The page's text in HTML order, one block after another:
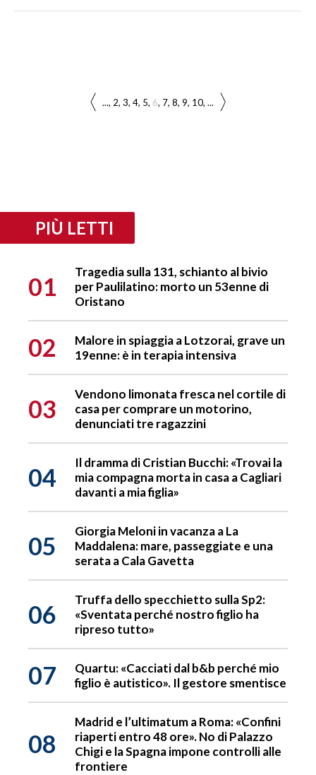
... 2 3 4 5 6 7 8 9 10 ...
PIÙ LETTI
01
Tragedia sulla 131, schianto al bivio
per Paulilatino: morto un 53enne di
Oristano
02
Malore in spiaggia a Lotzorai, grave un
19enne: è in terapia intensiva
03
Vendono limonata fresca nel cortile di
casa per comprare un motorino,
denunciati tre ragazzini
04
Il dramma di Cristian Bucchi: «Trovai la
mia compagna morta in casa a Cagliari
davanti a mia figlia»
05
Giorgia Meloni in vacanza a La
Maddalena: mare, passeggiate e una
serata a Cala Gavetta
06
Truffa dello specchietto sulla Sp2:
«Sventata perché nostro figlio ha
ripreso tutto»
07
Quartu: «Cacciati dal b&b perché mio
figlio è autistico». Il gestore smentisce
08
Madrid e l’ultimatum a Roma: «Confini
riaperti entro 48 ore». No di Palazzo
Chigi e la Spagna impone controlli alle
frontiere